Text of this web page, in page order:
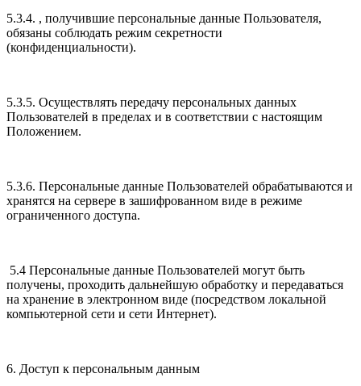
5.3.4. , получившие персональные данные Пользователя,
обязаны соблюдать режим секретности
(конфиденциальности).
5.3.5. Осуществлять передачу персональных данных
Пользователей в пределах и в соответствии с настоящим
Положением.
5.3.6. Персональные данные Пользователей обрабатываются и
хранятся на сервере в зашифрованном виде в режиме
ограниченного доступа.
5.4 Персональные данные Пользователей могут быть
получены, проходить дальнейшую обработку и передаваться
на хранение в электронном виде (посредством локальной
компьютерной сети и сети Интернет).
6. Доступ к персональным данным